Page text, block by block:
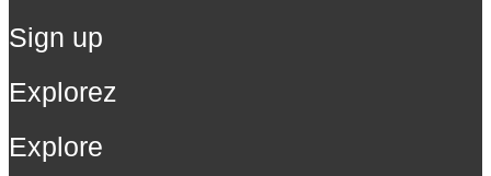
Sign up
Explorez
Explore